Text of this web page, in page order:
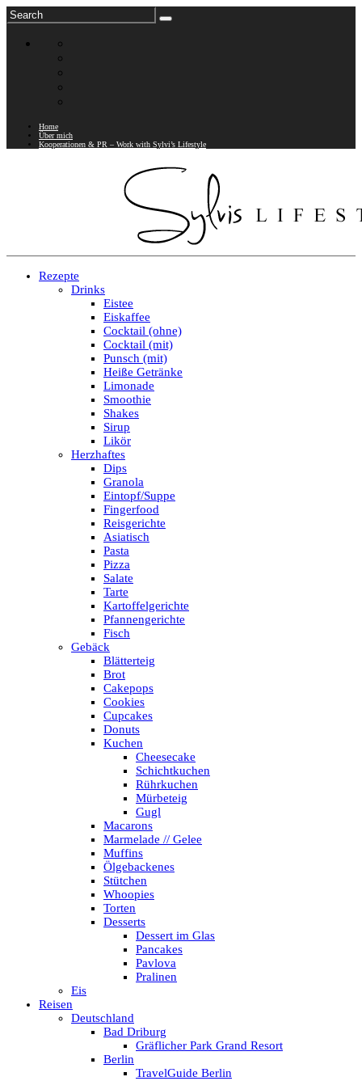
Home
Über mich
Kooperationen & PR – Work with Sylvi’s Lifestyle
Rezepte
Drinks
Eistee
Eiskaffee
Cocktail (ohne)
Cocktail (mit)
Punsch (mit)
Heiße Getränke
Limonade
Smoothie
Shakes
Sirup
Likör
Herzhaftes
Dips
Granola
Eintopf/Suppe
Fingerfood
Reisgerichte
Asiatisch
Pasta
Pizza
Salate
Tarte
Kartoffelgerichte
Pfannengerichte
Fisch
Gebäck
Blätterteig
Brot
Cakepops
Cookies
Cupcakes
Donuts
Kuchen
Cheesecake
Schichtkuchen
Rührkuchen
Mürbeteig
Gugl
Macarons
Marmelade // Gelee
Muffins
Ölgebackenes
Stütchen
Whoopies
Torten
Desserts
Dessert im Glas
Pancakes
Pavlova
Pralinen
Eis
Reisen
Deutschland
Bad Driburg
Gräflicher Park Grand Resort
Berlin
TravelGuide Berlin